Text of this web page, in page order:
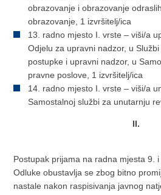
obrazovanje i obrazovanje
obrazovanje, 1 izvršitelj/ica
13. radno mjesto I. vrste – viši/a
Odjelu za upravni nadzor, u
postupke i upravni nadzor, u
pravne poslove, 1 izvršitelj/ica
14. radno mjesto I. vrste – viši/a
Samostalnoj službi za unutarnju
II.
Postupak prijama na radna mjesta 9.
Odluke obustavlja se zbog bitno
nastale nakon raspisivanja javnog